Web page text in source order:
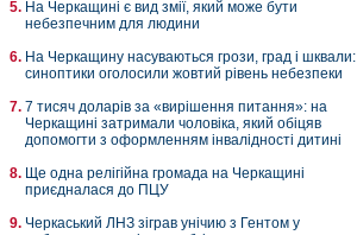
На Черкащині є вид змії, який може бути
небезпечним для людини
На Черкащину насуваються грози, град і шквали:
синоптики оголосили жовтий рівень небезпеки
7 тисяч доларів за «вирішення питання»: на
Черкащині затримали чоловіка, який обіцяв
допомогти з оформленням інвалідності дитині
Ще одна релігійна громада на Черкащині
приєдналася до ПЦУ
Черкаський ЛНЗ зіграв унічию з Гентом у